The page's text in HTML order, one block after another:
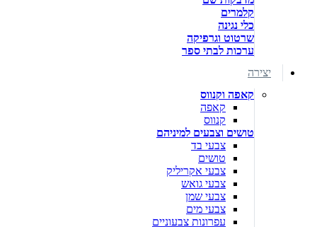
קלמרים
כלי נגינה
שרטוט וגרפיקה
ערכות לבתי ספר
יצירה
קאפה וקנווס
קאפה
קנווס
טושים וצבעים למיניהם
צבעי בד
טושים
צבעי אקריליק
צבעי גואש
צבעי שמן
צבעי מים
עפרונות צבעוניים